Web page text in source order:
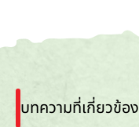
บทความที่เกี่ยวข้อง